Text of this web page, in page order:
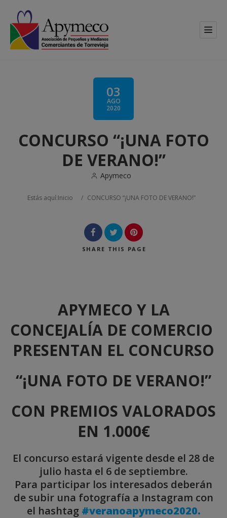
03
AGO
2020
CONCURSO “¡UNA FOTO
DE VERANO!”
Apymeco
Estás aquí:Inicio / CONCURSO “¡UNA FOTO DE VERANO!”
SHARE THIS PAGE
APYMECO Y LA
CONCEJALÍA DE COMERCIO
PRESENTAN EL CONCURSO
“¡UNA FOTO DE VERANO!”
CON PREMIOS VALORADOS
EN 1.000€
El concurso estará vigente desde el 28 de
julio hasta el 6 de septiembre.
Para participar los interesados deberán
de subir una fotografía a Instagram con
el hashtag #veranoapymeco2020.